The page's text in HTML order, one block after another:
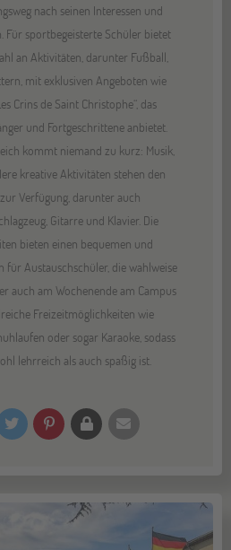
nach seinen Interessen und
Für sportbegeisterte Schüler bietet
an Aktivitäten, darunter Fußball,
mit exklusiven Angeboten wie
Crins de Saint Christophe“, das
und Fortgeschrittene anbietet.
kommt niemand zu kurz: Musik,
kreative Aktivitäten stehen den
Verfügung, darunter auch
Gitarre und Klavier. Die
bieten einen bequemen und
für Austauschschüler, die wahlweise
auch am Wochenende am Campus
Freizeitmöglichkeiten wie
oder sogar Karaoke, sodass
lehrreich als auch spaßig ist.